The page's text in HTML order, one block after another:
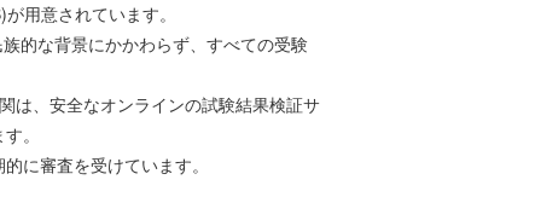
用意されています。
的な背景にかかわらず、すべての受験
は、安全なオンラインの試験結果検証サ
。
に審査を受けています。